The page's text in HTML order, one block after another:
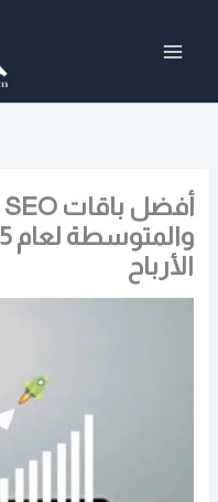
الأرباح